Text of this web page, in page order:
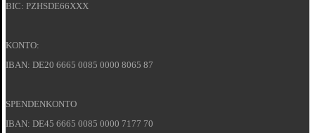
BIC: PZHSDE66XXX
KONTO:
IBAN: DE20 6665 0085 0000 8065 87
SPENDENKONTO
IBAN: DE45 6665 0085 0000 7177 70